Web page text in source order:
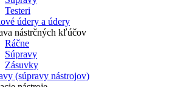
Testeri
údery a údery
nástrčných kľúčov
Ráčne
Súpravy
Zásuvky
(súpravy nástrojov)